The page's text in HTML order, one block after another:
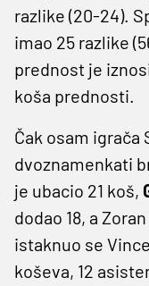
razlike (20-24).
imao 25 razlike
prednost je
koša prednosti.
Čak osam igrača
dvoznamenkati
je ubacio 21 koš,
dodao 18, a
istaknuo se
koševa, 12